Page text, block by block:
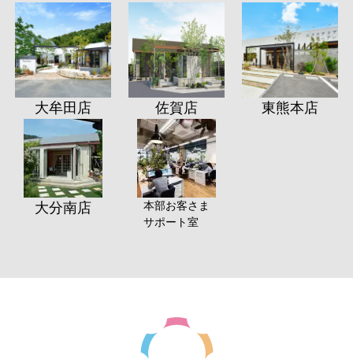
大牟田店 佐賀店 東熊本店
大分南店
本部お客さま
サポート室